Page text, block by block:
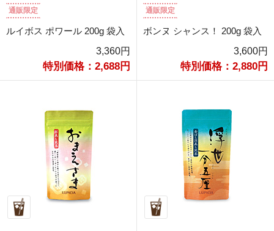
通販限定
ルイボス ポワール 200g 袋入
3,360円
特別価格：2,688円
通販限定
ボンヌ シャンス！ 200g 袋入
3,600円
特別価格：2,880円